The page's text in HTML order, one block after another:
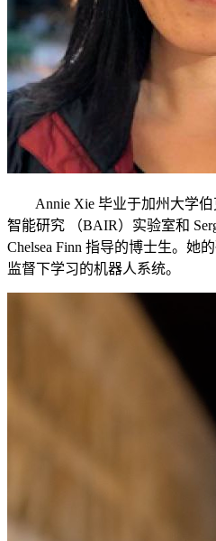
Annie Xie 毕业于加州大学伯
智能研究 （BAIR）实验室和
Chelsea Finn 指导的博士生。她
监督下学习的机器人系统。